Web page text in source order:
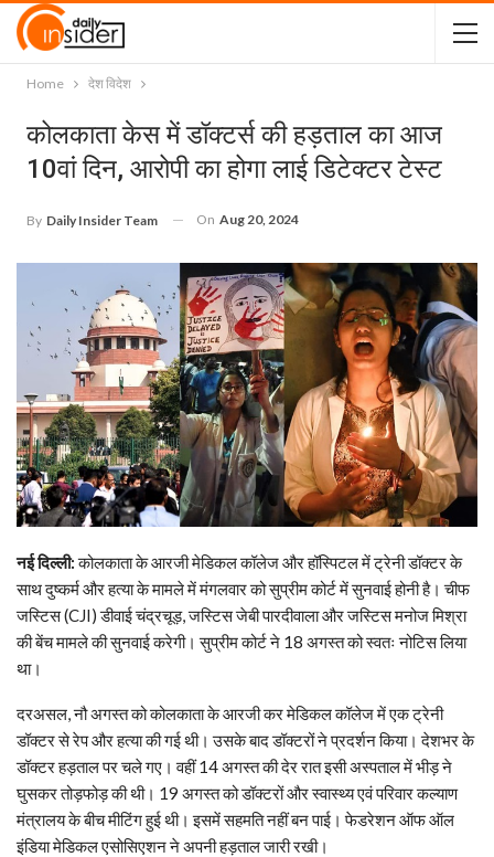
Home देश विदेश
कोलकाता केस में डॉक्टर्स की हड़ताल का आज
10वां दिन, आरोपी का होगा लाई डिटेक्‍टर टेस्‍ट
By Daily Insider Team On Aug 20, 2024
नई दिल्‍ली:कोलकाता के आरजी मेडिकल कॉलेज और हॉस्पिटल में ट्रेनी डॉक्‍टर के
साथ दुष्‍कर्म और हत्‍या के मामले में मंगलवार को सुप्रीम कोर्ट में सुनवाई होनी है। चीफ
जस्टिस (CJI) डीवाई चंद्रचूड़, जस्टिस जेबी पारदीवाला और जस्टिस मनोज मिश्रा
की बेंच मामले की सुनवाई करेगी। सुप्रीम कोर्ट ने 18 अगस्त को स्वतः नोटिस लिया
था।
दरअसल, नौ अगस्त को कोलकाता के आरजी कर मेडिकल कॉलेज में एक ट्रेनी
डॉक्टर से रेप और हत्या की गई थी। उसके बाद डॉक्टरों ने प्रदर्शन किया। देशभर के
डॉक्टर हड़ताल पर चले गए। वहीं 14 अगस्त की देर रात इसी अस्पताल में भीड़ ने
घुसकर तोड़फोड़ की थी। 19 अगस्त को डॉक्टरों और स्वास्थ्य एवं परिवार कल्याण
मंत्रालय के बीच मीटिंग हुई थी। इसमें सहमति नहीं बन पाई। फेडरेशन ऑफ ऑल
इंडिया मेडिकल एसोसिएशन ने अपनी हड़ताल जारी रखी।